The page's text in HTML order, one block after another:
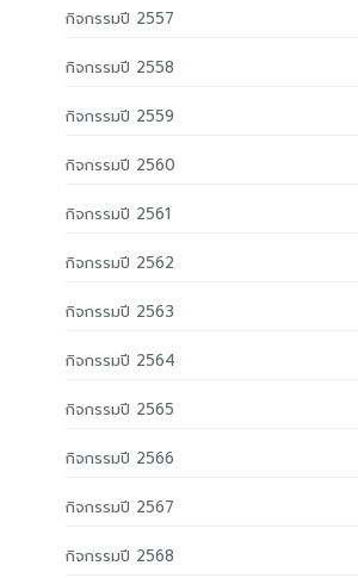
กิจกรรมปี 2557
กิจกรรมปี 2558
กิจกรรมปี 2559
กิจกรรมปี 2560
กิจกรรมปี 2561
กิจกรรมปี 2562
กิจกรรมปี 2563
กิจกรรมปี 2564
กิจกรรมปี 2565
กิจกรรมปี 2566
กิจกรรมปี 2567
กิจกรรมปี 2568